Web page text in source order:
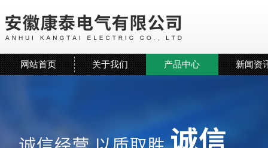
网站首页 关于我们 产品中心 新闻资